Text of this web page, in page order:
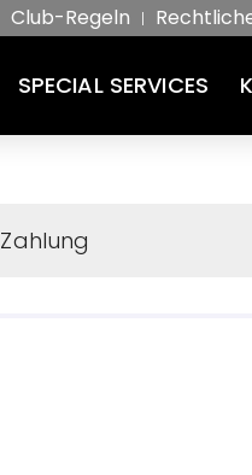
Club-Regeln
SPECIAL SERVICES
Zahlung